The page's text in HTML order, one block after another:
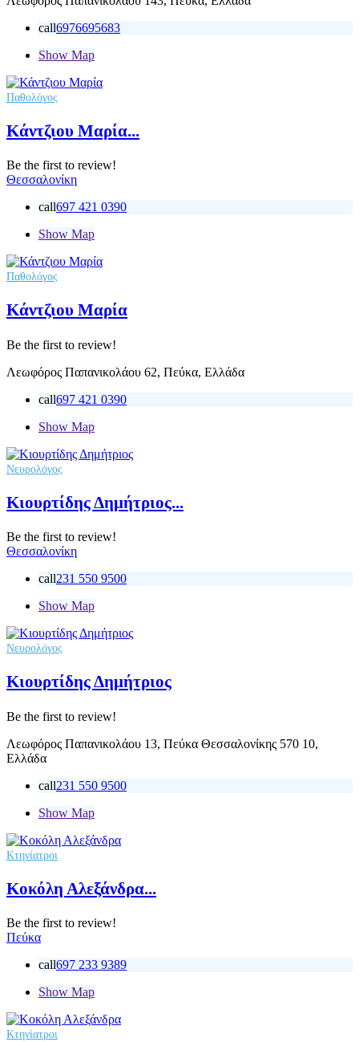
call6976695683
Show Map
Παθολόγος
Κάντζιου Μαρία...
Be the first to review!
Θεσσαλονίκη
call697 421 0390
Show Map
Παθολόγος
Κάντζιου Μαρία
Be the first to review!
Λεωφόρος Παπανικολάου 62, Πεύκα, Ελλάδα
call697 421 0390
Show Map
Νευρολόγος
Κιουρτίδης Δημήτριος...
Be the first to review!
Θεσσαλονίκη
call231 550 9500
Show Map
Νευρολόγος
Κιουρτίδης Δημήτριος
Be the first to review!
Λεωφόρος Παπανικολάου 13, Πεύκα Θεσσαλονίκης 570 10,
Ελλάδα
call231 550 9500
Show Map
Κτηνίατροι
Κοκόλη Αλεξάνδρα...
Be the first to review!
Πεύκα
call697 233 9389
Show Map
Κτηνίατροι